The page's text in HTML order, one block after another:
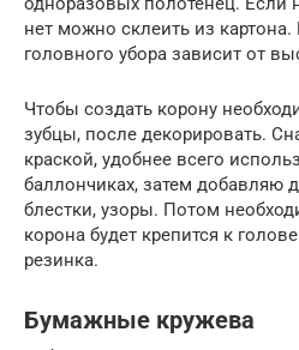
нет можно склеить из картона.
головного убора зависит от
Чтобы создать корону
зубцы, после декорировать.
краской, удобнее всего
баллончиках, затем добавляю
блестки, узоры. Потом
корона будет крепится к
резинка.
Бумажные кружева